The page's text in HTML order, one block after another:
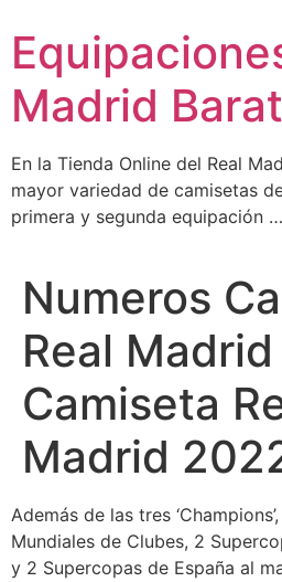
contenido
Madrid
En la Tienda Online del Real
mayor variedad de camisetas
primera y segunda equipación
Numeros
Real
Camiseta
Madrid
Además de las tres
Mundiales de Clubes, 2
y 2 Supercopas de España al